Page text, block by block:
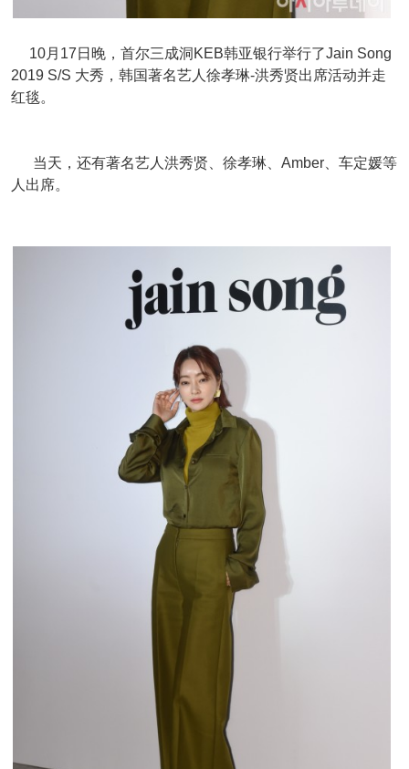
10月17日晚，首尔三成洞KEB韩亚银行举行了Jain Song
2019 S/S 大秀，韩国著名艺人徐孝琳-洪秀贤出席活动并走
红毯。
当天，还有著名艺人洪秀贤、徐孝琳、Amber、车定媛等
人出席。